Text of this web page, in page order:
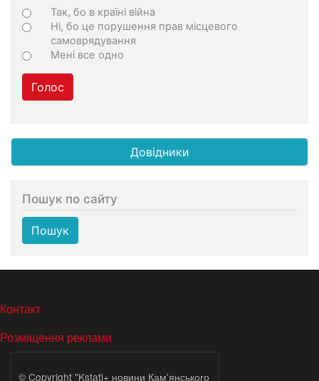
Choices
Так, бо в країні війна
Ні, бо це порушення прав місцевого
самоврядування
Мені все одно
Голос
Довідники
Пошук по сайту
Пошук
МЕНЮ В ПОДВАЛЕ
Контакт
Розміщення реклами
© Copyright "Kstati+ новини Кам'янського